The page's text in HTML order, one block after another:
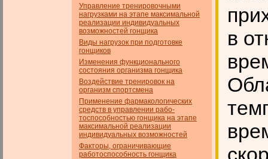
Управление тренировочными
нагрузками на этапе максимальной
реализации индивидуальных
возможностей гонщика
Виды нагрузок при подготовке
гонщиков
Изменения функционального
состояния организма гонщика
Воздействие тренировок на
организм спортсмена
Применение фармакологических
средств в управлении рабо­
тоспособностью гонщика на этапе
максимальной реализации
индивидуальных возможностей
Факторы, ограничивающие
работоспособность гонщика
в